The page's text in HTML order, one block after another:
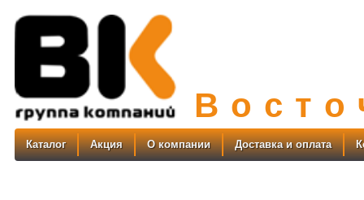
В о с т о
Каталог Акция О компании Доставка и оплата